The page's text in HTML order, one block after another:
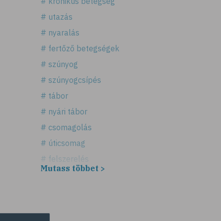
# utazás
# nyaralás
# fertőző betegségek
# szúnyog
# szúnyogcsípés
# tábor
# nyári tábor
# csomagolás
# úticsomag
# felszerelés
Mutass többet >